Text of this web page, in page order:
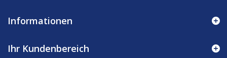
Informationen
Ihr Kundenbereich